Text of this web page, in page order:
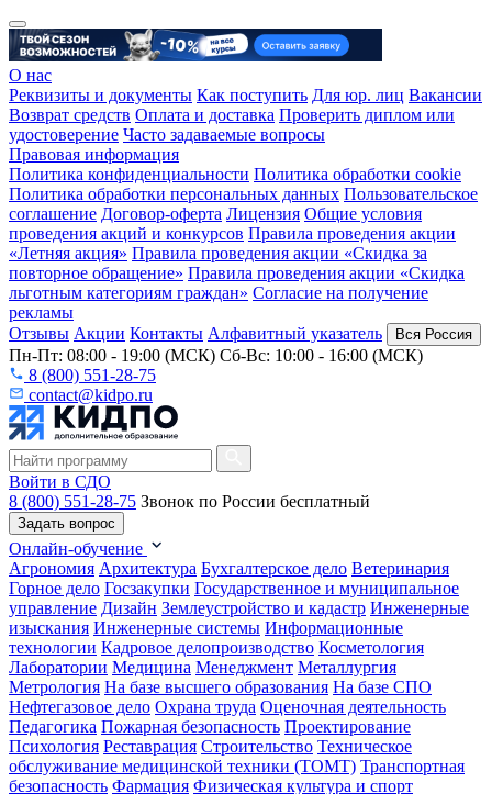
О нас
Реквизиты и документы Как поступить Для юр. лиц Вакансии
Возврат средств Оплата и доставка Проверить диплом или
удостоверение Часто задаваемые вопросы
Правовая информация
Политика конфиденциальности Политика обработки cookie
Политика обработки персональных данных Пользовательское
соглашение Договор-оферта Лицензия Общие условия
проведения акций и конкурсов Правила проведения акции
«Летняя акция» Правила проведения акции «Скидка за
повторное обращение» Правила проведения акции «Скидка
льготным категориям граждан» Согласие на получение
рекламы
Отзывы Акции Контакты Алфавитный указатель Вся Россия
Пн-Пт: 08:00 - 19:00 (МСК) Сб-Вс: 10:00 - 16:00 (МСК)
8 (800) 551-28-75
contact@kidpo.ru
Войти в СДО
8 (800) 551-28-75 Звонок по России бесплатный
Задать вопрос
Онлайн-обучение
Агрономия Архитектура Бухгалтерское дело Ветеринария
Горное дело Госзакупки Государственное и муниципальное
управление Дизайн Землеустройство и кадастр Инженерные
изыскания Инженерные системы Информационные
технологии Кадровое делопроизводство Косметология
Лаборатории Медицина Менеджмент Металлургия
Метрология На базе высшего образования На базе СПО
Нефтегазовое дело Охрана труда Оценочная деятельность
Педагогика Пожарная безопасность Проектирование
Психология Реставрация Строительство Техническое
обслуживание медицинской техники (ТОМТ) Транспортная
безопасность Фармация Физическая культура и спорт